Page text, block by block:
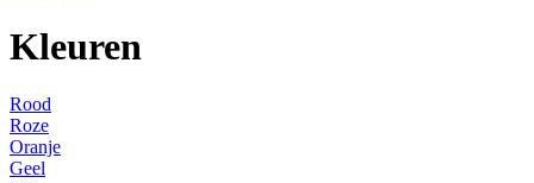
Kleuren
Rood
Roze
Oranje
Geel